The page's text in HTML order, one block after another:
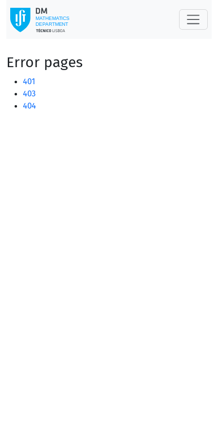
Error pages
401
403
404